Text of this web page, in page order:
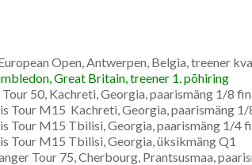
Open, Antwerpen, Belgia, treener
Great Britain, treener 1. põhiring
50, Kachreti, Georgia, paarismäng 1/8
Tour M15 Kachreti, Georgia, paarismäng 1/
Tour M15 Tbilisi, Georgia, paarismäng 1/4
Tour M15 Tbilisi, Georgia, üksikmäng Q1
Tour 75, Cherbourg, Prantsusmaa,